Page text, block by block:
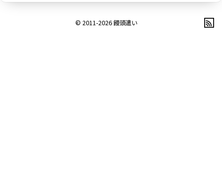
© 2011-2026饅頭遣い